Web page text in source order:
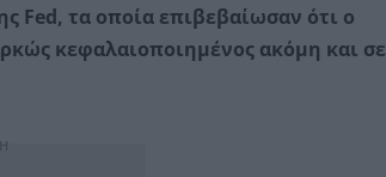
Fed, τα οποία επιβεβαίωσαν ότι ο
κεφαλαιοποιημένος ακόμη και σε